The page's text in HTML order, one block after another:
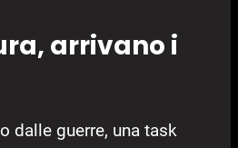
arrivano i
dalle guerre, una task